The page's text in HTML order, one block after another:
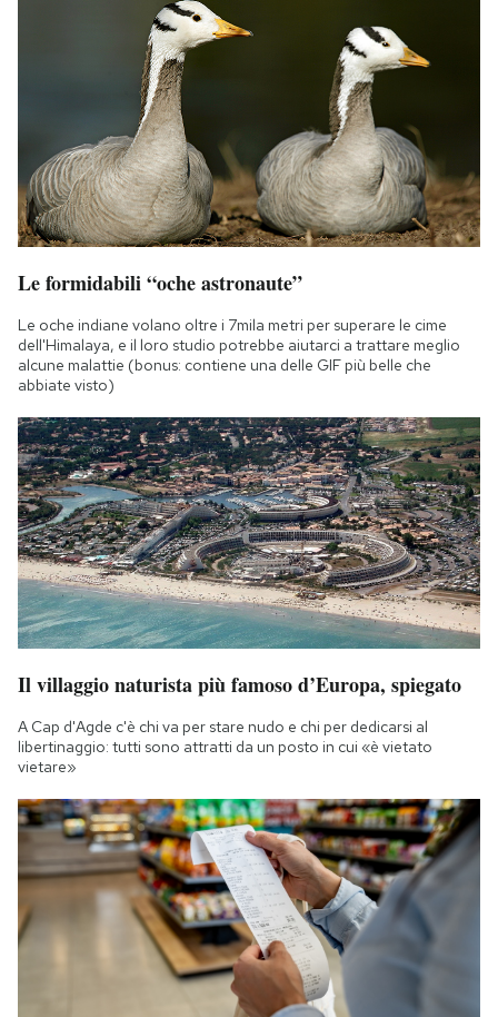
Le formidabili “oche astronaute”
Le oche indiane volano oltre i 7mila metri per superare le cime
dell'Himalaya, e il loro studio potrebbe aiutarci a trattare meglio
alcune malattie (bonus: contiene una delle GIF più belle che
abbiate visto)
Il villaggio naturista più famoso d’Europa, spiegato
A Cap d'Agde c'è chi va per stare nudo e chi per dedicarsi al
libertinaggio: tutti sono attratti da un posto in cui «è vietato
vietare»